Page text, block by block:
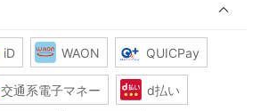
iD WAON QUICPay
交通系電子マネー d払い